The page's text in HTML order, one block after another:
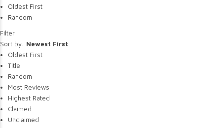
Oldest First
Random
Filter
Sort by: Newest First
Oldest First
Title
Random
Most Reviews
Highest Rated
Claimed
Unclaimed